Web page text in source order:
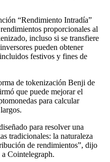
“Rendimiento Intradía”
proporcionales al
incluso si se transfiere
pueden obtener
festivos y fines de
de tokenización Benji de
que puede mejorar el
para calcular
para resolver una
tradicionales: la naturaleza
de rendimientos”, dijo
Cointelegraph.